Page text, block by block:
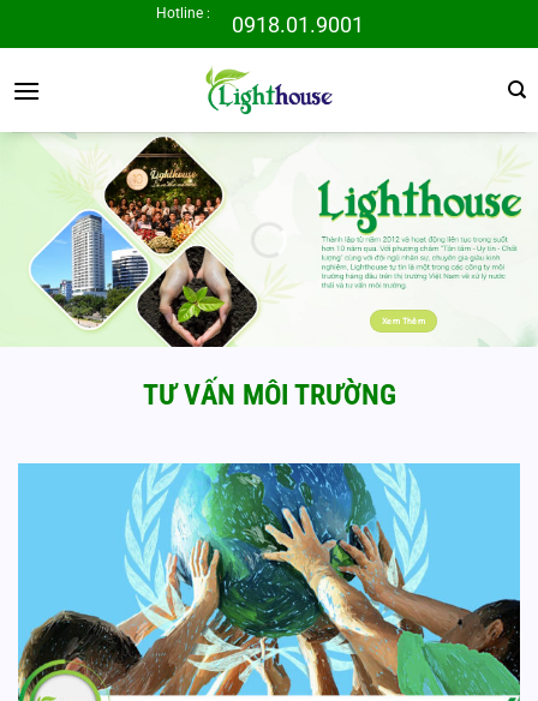
qua
dung
Hotline : 0918.01.9001
Xem Thêm
TƯ VẤN MÔI TRƯỜNG